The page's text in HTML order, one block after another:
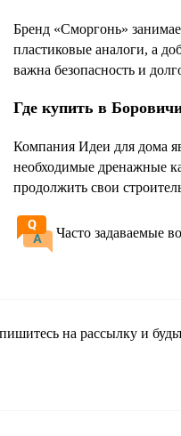
Бренд «Сморгонь»
пластиковые аналоги, а
важна безопасность и
Где купить в
Компания Идеи для дома
необходимые дренажные
продолжить свои
Часто задаваемые
на рассылку и